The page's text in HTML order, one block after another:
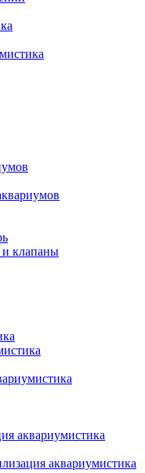
клапаны
аквариумистика
аквариумистика